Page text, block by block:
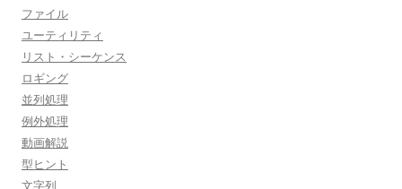
ファイル
ユーティリティ
リスト・シーケンス
ロギング
並列処理
例外処理
動画解説
型ヒント
文字列